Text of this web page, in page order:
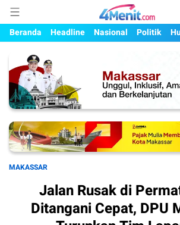
4menit.com
Mengungkap Kisah, Setiap Hari
Beranda
Headline Nasional Politik
MAKASSAR
Jalan Rusak di
Ditangani Cepat, DPU